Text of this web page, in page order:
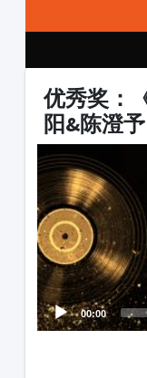
优秀奖：
阳&陈澄
Video
Player
00:00